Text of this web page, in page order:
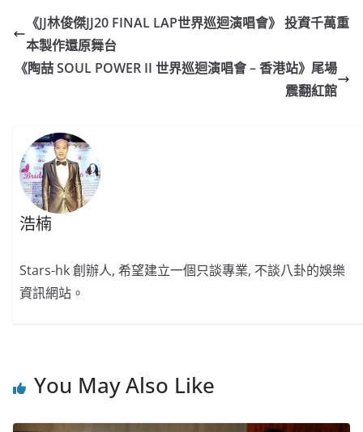
e
b
o
W
ei
b
s
p
h er l y
n
k
《JJ林俊傑JJ20 FINAL LAP世界巡迴演唱會》 投資千萬重
本製作還原舞台
《陶喆 SOUL POWER II 世界巡迴演唱會 – 香港站》尾場
震翻紅館
浩楠
Stars-hk 創辦人, 希望建立一個只談專業, 不談八卦的娛樂
資訊網站。
You May Also Like